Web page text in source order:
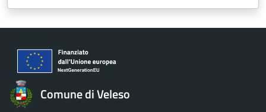
Comune di Veleso